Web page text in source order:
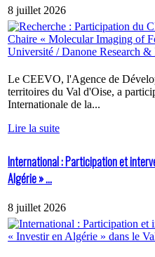
8 juillet 2026
Le CEEVO, l'Agence de
territoires du Val d'Oise, a
Internationale de la...
Lire la suite
International : Participation et
Algérie » ...
8 juillet 2026